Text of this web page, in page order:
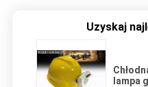
Uzyskaj
lampa